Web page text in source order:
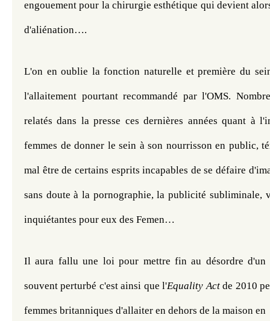
engouement pour la chirurgie esthétique qui devient
d'aliénation….
L'on en oublie la fonction naturelle et première du
l'allaitement pourtant recommandé par l'OMS.
relatés dans la presse ces dernières années quant à
femmes de donner le sein à son nourrisson en public,
mal être de certains esprits incapables de se défaire
sans doute à la pornographie, la publicité subliminale,
inquiétantes pour eux des Femen…
Il aura fallu une loi pour mettre fin au désordre
souvent perturbé c'est ainsi que l'Equality Act de 2010
femmes britanniques d'allaiter en dehors de la maison en